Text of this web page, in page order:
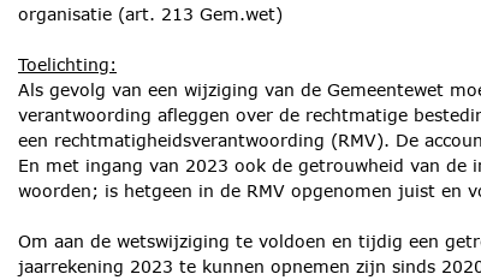
organisatie (art. 213 Gem.wet)
Toelichting:
Als gevolg van een wijziging van de Gemeentewet
verantwoording afleggen over de rechtmatige
een rechtmatigheidsverantwoording (RMV). De
En met ingang van 2023 ook de getrouwheid van de
woorden; is hetgeen in de RMV opgenomen juist en
Om aan de wetswijziging te voldoen en tijdig een
jaarrekening 2023 te kunnen opnemen zijn sinds